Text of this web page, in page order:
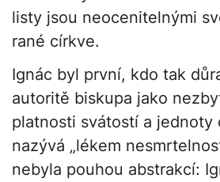
listy jsou neocenitelnými
rané církve.
Ignác byl první, kdo tak
autoritě biskupa jako
platnosti svátostí a jednoty
nazývá „lékem
nebyla pouhou abstrakcí: